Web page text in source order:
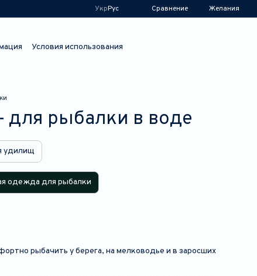
УкрРус Сравнение Желания
Условия использования
рыбалки в воде
удилищ
одежда для рыбалки
рыбачить у берега, на мелководье и в заросших